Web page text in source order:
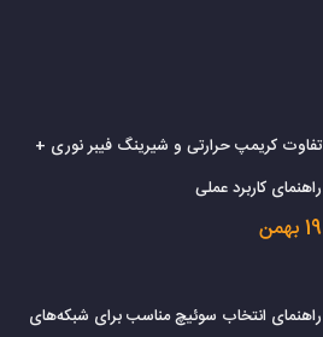
تفاوت کریمپ حرارتی و شیرینگ فیبر نوری +
راهنمای کاربرد عملی
19 بهمن
راهنمای انتخاب سوئیچ مناسب برای شبکه‌های